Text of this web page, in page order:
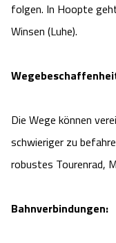
folgen. In Hoopte
Winsen (Luhe).
Die Wege können
schwieriger zu
robustes Tourenrad,
Bahnverbindungen: